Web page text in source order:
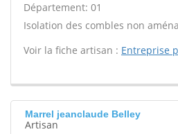
Département: 01
Isolation des combles non
Voir la fiche artisan : Entreprise
Marrel jeanclaude Belley
Artisan